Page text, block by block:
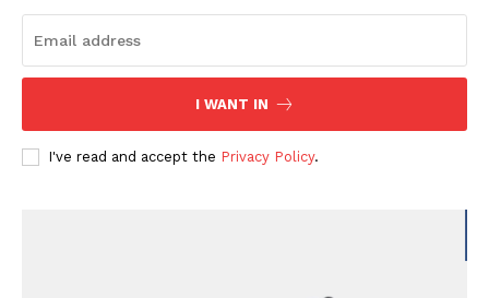
I WANT IN
I've read and accept the Privacy Policy.